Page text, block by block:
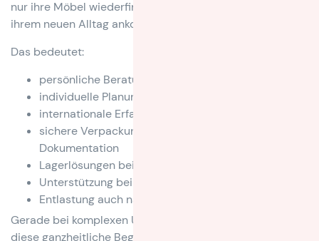
nur ihre Möbel wiederfinden, sondern auch schneller in
ihrem neuen Alltag ankommen.
Das bedeutet:
persönliche Beratung von Anfang an
individuelle Planung statt Standardlösung
internationale Erfahrung
sichere Verpackung und strukturierte
Dokumentation
Lagerlösungen bei zeitlichen Übergängen
Unterstützung bei Spezialtransporten
Entlastung auch nach der Anlieferung
Gerade bei komplexen Umzügen zeigt sich, wie wichtig
diese ganzheitliche Begleitung ist. Denn je mehr Faktoren